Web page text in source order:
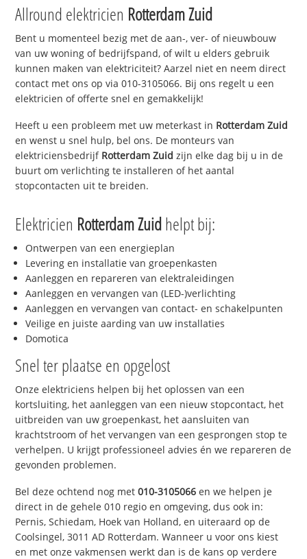
Allround elektricien Rotterdam Zuid
Bent u momenteel bezig met de aan-, ver- of nieuwbouw
van uw woning of bedrijfspand, of wilt u elders gebruik
kunnen maken van elektriciteit? Aarzel niet en neem direct
contact met ons op via 010-3105066. Bij ons regelt u een
elektricien of offerte snel en gemakkelijk!
Heeft u een probleem met uw meterkast in Rotterdam Zuid
en wenst u snel hulp, bel ons. De monteurs van
elektriciensbedrijf Rotterdam Zuid zijn elke dag bij u in de
buurt om verlichting te installeren of het aantal
stopcontacten uit te breiden.
Elektricien Rotterdam Zuidhelpt bij:
Ontwerpen van een energieplan
Levering en installatie van groepenkasten
Aanleggen en repareren van elektraleidingen
Aanleggen en vervangen van (LED-)verlichting
Aanleggen en vervangen van contact- en schakelpunten
Veilige en juiste aarding van uw installaties
Domotica
Snel ter plaatse en opgelost
Onze elektriciens helpen bij het oplossen van een
kortsluiting, het aanleggen van een nieuw stopcontact, het
uitbreiden van uw groepenkast, het aansluiten van
krachtstroom of het vervangen van een gesprongen stop te
verhelpen. U krijgt professioneel advies én we repareren de
gevonden problemen.
Bel deze ochtend nog met010-3105066 en we helpen je
direct in de gehele 010 regio en omgeving, dus ook in:
Pernis, Schiedam, Hoek van Holland, en uiteraard op de
Coolsingel, 3011 AD Rotterdam. Wanneer u voor ons kiest
en met onze vakmensen werkt dan is de kans op verdere